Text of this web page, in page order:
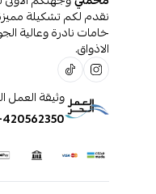
نقدم لكم تشكيلة مميزة
خامات نادرة وعالية
الاذواق.
وثيقة العمل الحر
FL-420562350